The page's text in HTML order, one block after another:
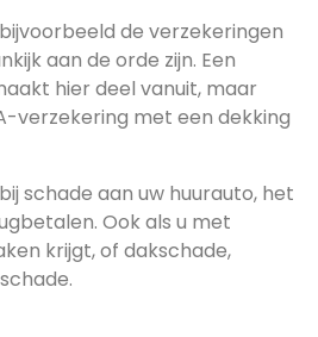
de verzekeringen
aan de orde zijn. Een
hier deel vanuit, maar
verzekering met een dekking
schade aan uw huurauto, het
Ook als u met
krijgt, of dakschade,